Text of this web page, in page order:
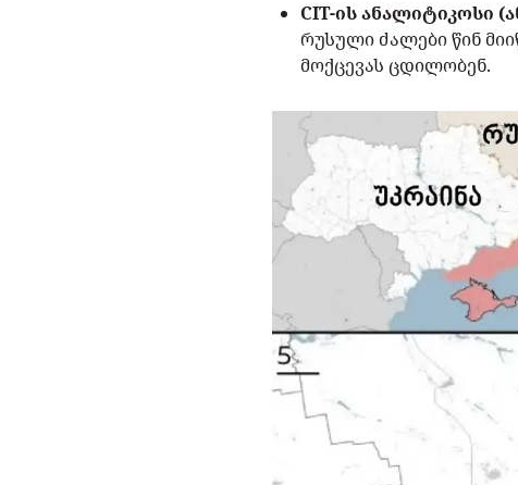
CIT-ის ანალიტიკოსი
რუსული ძალები წინ
მოქცევას ცდილობენ.